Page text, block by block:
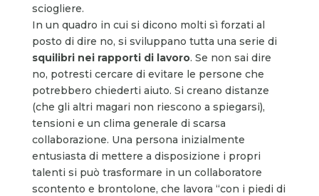
sciogliere.
In un quadro in cui si dicono molti sì forzati al
posto di dire no, si sviluppano tutta una serie di
squilibri nei rapporti di lavoro. Se non sai dire
no, potresti cercare di evitare le persone che
potrebbero chiederti aiuto. Si creano distanze
(che gli altri magari non riescono a spiegarsi),
tensioni e un clima generale di scarsa
collaborazione. Una persona inizialmente
entusiasta di mettere a disposizione i propri
talenti si può trasformare in un collaboratore
scontento e brontolone, che lavora “con i piedi di